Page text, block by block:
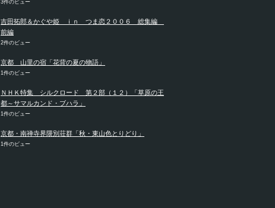
3件のビュー
吉田拓郎＆かぐや姫 ｉｎ つま恋２００６ 総集編
前編
2件のビュー
京都 山里の宿「花背の夏の物語」
1件のビュー
ＮＨＫ特集 シルクロード 第２部（１２）「草原の王
都～サマルカンド・ブハラ」
1件のビュー
京都・南禅寺界隈別荘群「秋・東山色とりどり」
1件のビュー